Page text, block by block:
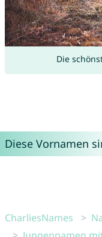
Die
Diese Vornamen
CharliesNames